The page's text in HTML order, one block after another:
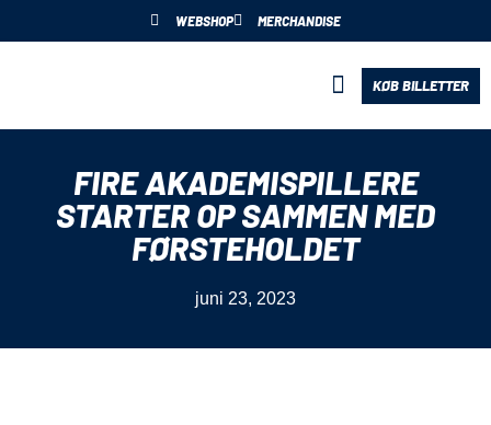
WEBSHOP MERCHANDISE
KØB BILLETTER
FIRE AKADEMISPILLERE
STARTER OP SAMMEN MED
FØRSTEHOLDET
juni 23, 2023